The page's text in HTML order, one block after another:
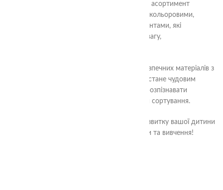
сортуванням для малюків різного віку. Наш асортимент
включає в себе різноманітні сортери з різнокольоровими,
різноформовими та різнорозмірними елементами, які
допоможуть дитині розвивати моторику, увагу,
Кожен сортер виготовлений з якісних та безпечних матеріалів з
урахуванням потреб розвитку малюків. Він стане чудовим
інструментом для навчання вашої дитини розпізнавати
кольори, форми, розміри та вивчати основи сортування.
Оберіть сортери в нашому магазині для розвитку вашої дитини
та подаруйте їй цікаві та корисні години гри та вивчення!